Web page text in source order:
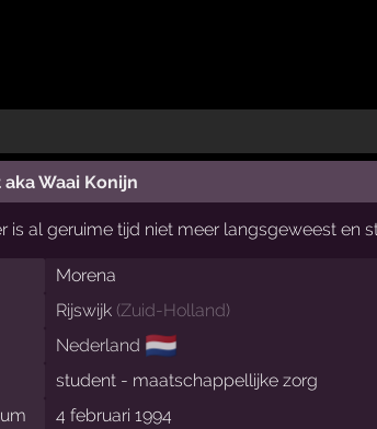
Waai Konijn
is al geruime tijd niet meer langsgeweest en
Morena
Rijswijk (Zuid-Holland)
Nederland 🇳🇱
student - maatschappellijke zorg
4 februari 1994